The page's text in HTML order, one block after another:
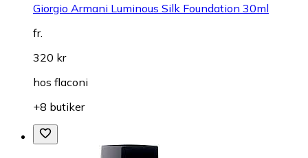
Giorgio Armani Luminous Silk Foundation 30ml
fr.
320 kr
hos flaconi
+8 butiker